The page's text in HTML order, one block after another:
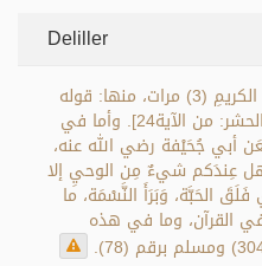
Deliller
وَرَدَ ذِكْرُ اسمِ (البَارِي) في القرآنِ الكريمِ (3) مرات، منها: قوله
تعالى: {هو الله الخالق البارئ} [الحشر: من الآية24]. وأما في
أبي جُحَيْفة رضي الله عنه،
عِندَكم شيءٌ مِن الوحيِ إلا
الحَبَّة، وَبَرَأَ النَّسْمَة، ما
في القرآن، وما في هذه